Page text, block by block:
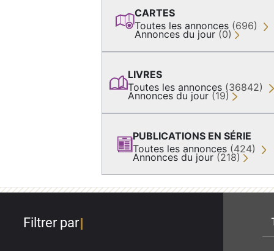
CARTES
Toutes les annonces (696)
Annonces du jour (0)
LIVRES
Toutes les annonces (36842)
Annonces du jour (19)
PUBLICATIONS EN SÉRIE
Toutes les annonces (424)
Annonces du jour (218)
Filtrer par